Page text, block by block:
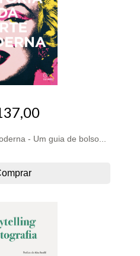
- Um guia de bolso...